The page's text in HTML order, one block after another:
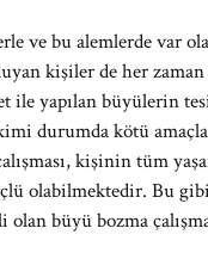
ve bu alemlerde var
kişiler de her
ile yapılan büyülerin
durumda kötü
kişinin tüm
olabilmektedir. Bu
büyü bozma